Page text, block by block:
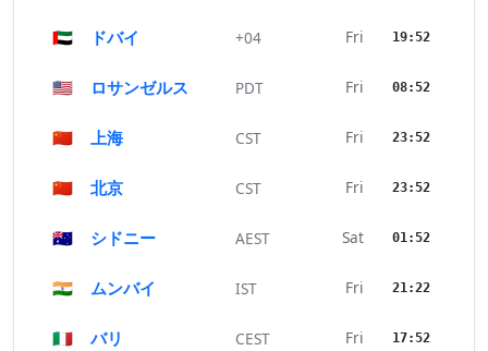
🇦🇪 ドバイ +04 Fri 19:52
🇺🇸 ロサンゼルス PDT Fri 08:52
🇨🇳 上海 CST Fri 23:52
🇨🇳 北京 CST Fri 23:52
🇦🇺 シドニー AEST Sat 01:52
🇮🇳 ムンバイ IST Fri 21:22
🇮🇹 バリ CEST Fri 17:52